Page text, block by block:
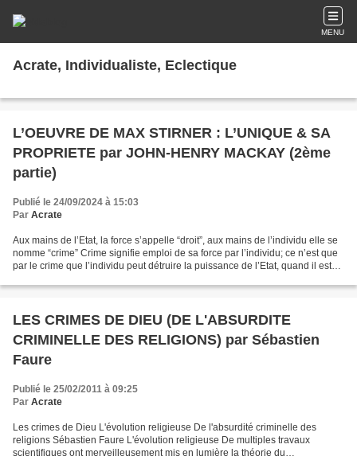
MENU
Acrate, Individualiste, Eclectique
L’OEUVRE DE MAX STIRNER : L’UNIQUE & SA
PROPRIETE par JOHN-HENRY MACKAY (2ème
partie)
Publié le 24/09/2024 à 15:03
Par Acrate
Aux mains de l’Etat, la force s’appelle “droit”, aux mains de l’individu elle se
nomme “crime” Crime signifie emploi de sa force par l’individu; ce n’est que
par le crime que l’individu peut détruire la puissance de l’Etat, quand il est
LES CRIMES DE DIEU (DE L'ABSURDITE
CRIMINELLE DES RELIGIONS) par Sébastien
Faure
Publié le 25/02/2011 à 09:25
Par Acrate
Les crimes de Dieu L'évolution religieuse De l'absurdité criminelle des
religions Sébastien Faure L'évolution religieuse De multiples travaux
scientifiques ont merveilleusement mis en lumière la théorie du